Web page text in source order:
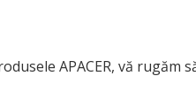
APACER, vă rugăm